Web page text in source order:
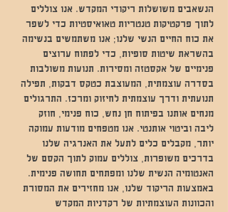
הנשאבים משושלות ריקודי המקדש. אנו צוללים
לתוך פרקטיקות טנטריות טאואיסטיות כדי לשפר
את כוח החיים הנשי שלנו; אנו משתמשים בנשימה
בהשראת שיטות סופיות, כדי לפתוח ערוצים
פנימיים של אקסטזה ומסירות. תנועות משולבות
בסדרה עוצמתית, המעוצבת כטקס דבקות, תפילה
תנועתית ודרך עוצמתית לחיזוק ומרכז. התרגולים
מנחים אותנו בפיתוח חן נחש, כוח פנימי, חוזק
ליבה וביטוי אותנטי. אנו מטפחים מודעות עמוקה
יותר, מקבלים כלים לתעל את האנרגיה שלנו
בדרכים משופרות, צוללים עמוק לתוך הקסם של
האנטומיה הנשית שלנו ומפתחים תחושה פנימית.
באמצעות הריקוד שלנו, אנו מחזירים את המסורת
והכוונות העוצמתיות של רקדניות המקדש